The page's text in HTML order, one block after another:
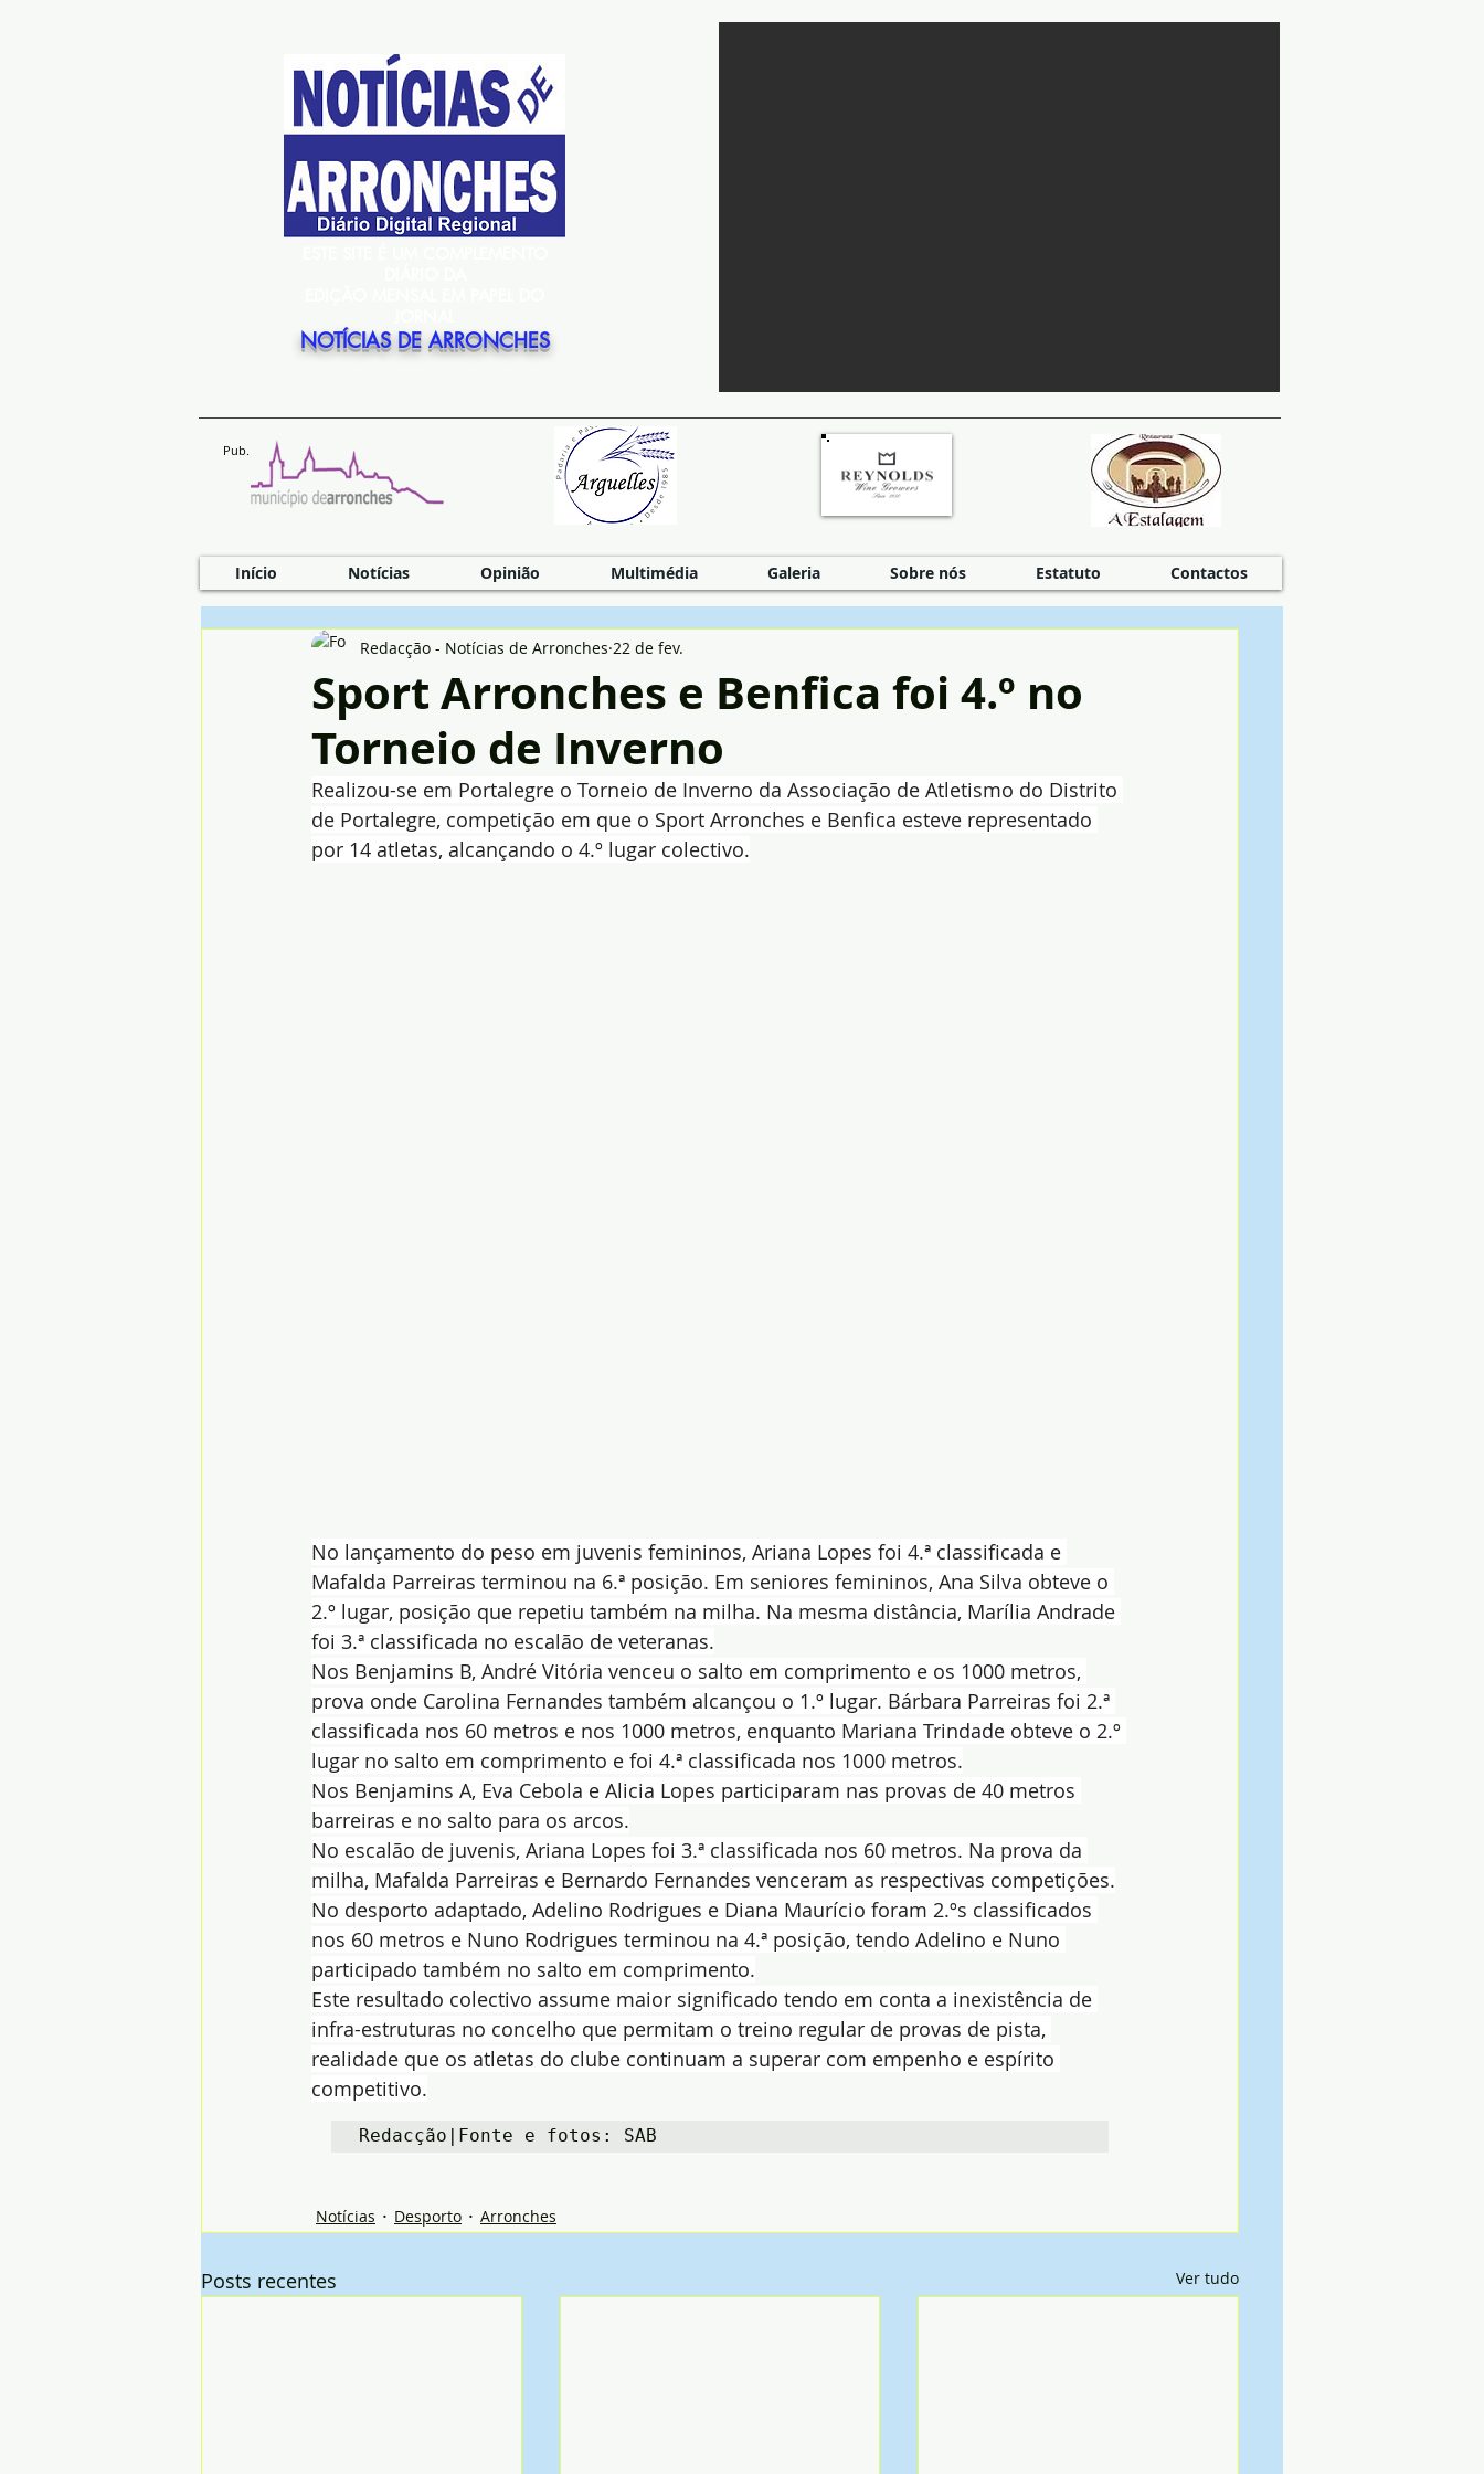
NOTÍCIAS DE ARRONCHES
Pub.
Início Notícias Opinião Multimédia Galeria Sobre nós Estatuto Contactos
Sport Arronches e Benfica foi 4.º no
Torneio de Inverno
Redacção - Notícias de Arronches 22 de fev.
Realizou-se em Portalegre o Torneio de Inverno da Associação de Atletismo do Distrito
de Portalegre, competição em que o Sport Arronches e Benfica esteve representado
por 14 atletas, alcançando o 4.º lugar colectivo.
No lançamento do peso em juvenis femininos, Ariana Lopes foi 4.ª classificada e
Mafalda Parreiras terminou na 6.ª posição. Em seniores femininos, Ana Silva obteve o
2.º lugar, posição que repetiu também na milha. Na mesma distância, Marília Andrade
foi 3.ª classificada no escalão de veteranas.
Nos Benjamins B, André Vitória venceu o salto em comprimento e os 1000 metros,
prova onde Carolina Fernandes também alcançou o 1.º lugar. Bárbara Parreiras foi 2.ª
classificada nos 60 metros e nos 1000 metros, enquanto Mariana Trindade obteve o 2.º
lugar no salto em comprimento e foi 4.ª classificada nos 1000 metros.
Nos Benjamins A, Eva Cebola e Alicia Lopes participaram nas provas de 40 metros
barreiras e no salto para os arcos.
No escalão de juvenis, Ariana Lopes foi 3.ª classificada nos 60 metros. Na prova da
milha, Mafalda Parreiras e Bernardo Fernandes venceram as respectivas competições.
No desporto adaptado, Adelino Rodrigues e Diana Maurício foram 2.ºs classificados
nos 60 metros e Nuno Rodrigues terminou na 4.ª posição, tendo Adelino e Nuno
participado também no salto em comprimento.
Este resultado colectivo assume maior significado tendo em conta a inexistência de
infra-estruturas no concelho que permitam o treino regular de provas de pista,
realidade que os atletas do clube continuam a superar com empenho e espírito
competitivo.
Redacção|Fonte e fotos: SAB
Notícias Desporto Arronches
Posts recentes Ver tudo